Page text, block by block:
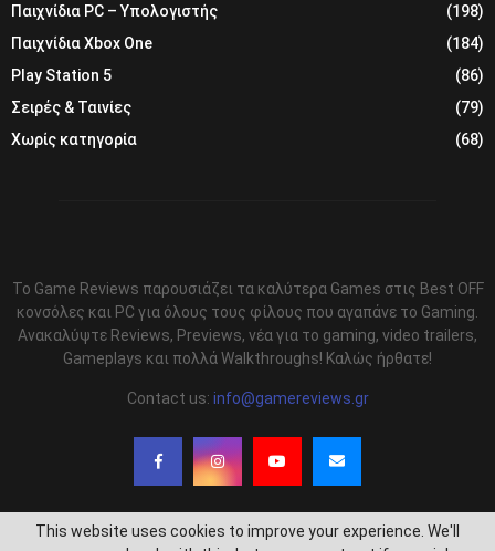
Παιχνίδια PC – Υπολογιστής
(198)
Παιχνίδια Xbox One
(184)
Play Station 5
(86)
Σειρές & Ταινίες
(79)
Χωρίς κατηγορία
(68)
Το Game Reviews παρουσιάζει τα καλύτερα Games στις Best OFF
κονσόλες και PC για όλους τους φίλους που αγαπάνε το Gaming.
Ανακαλύψτε Reviews, Previews, νέα για το gaming, video trailers,
Gameplays και πολλά Walkthroughs! Καλώς ήρθατε!
Contact us: info@gamereviews.gr
This website uses cookies to improve your experience. We'll